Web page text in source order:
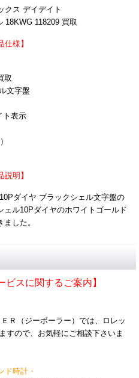
クス デイデイト
18KWG 118209 買取
仕様】
取
文字盤
ト表示
説明】
ダイヤ ブラックシェル文字盤の
ル10Pダイヤのホワイトゴールド
した。
ビスに関するご案内】
Ｒ（ジーボーラー）では、ロレッ
すので、お気軽にご相談下さいま
ド時計・